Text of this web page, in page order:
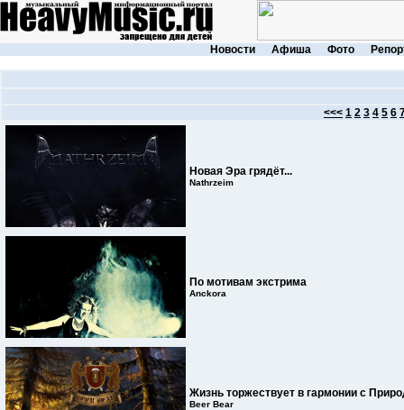
Новости Афиша Фото
<<< 1 2 3 4 5 6
Новая Эра грядёт...
Nathrzeim
По мотивам экстрима
Anckora
Жизнь торжествует в гармонии с
Beer Bear